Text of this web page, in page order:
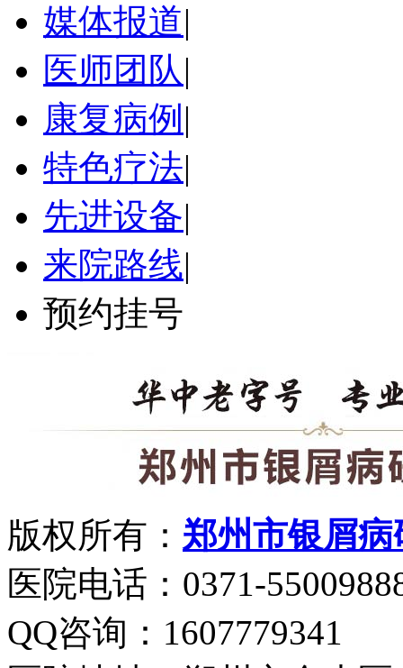
媒体报道|
医师团队|
康复病例 |
特色疗法|
先进设备|
来院路线|
预约挂号
版权所有： 郑州市银屑病
医院电话：0371-
QQ咨询：1607779341